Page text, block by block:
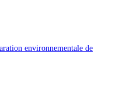
environnementale de